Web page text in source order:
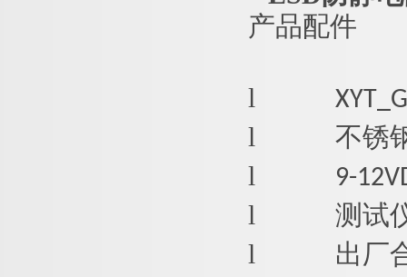
产品配件
l
l 不锈
l 9-
l 测试
l 出厂